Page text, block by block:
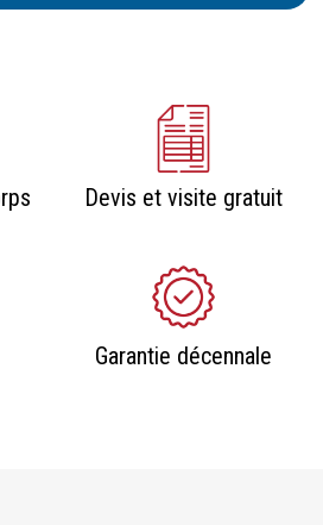
Devis et visite gratuit
Garantie décennale